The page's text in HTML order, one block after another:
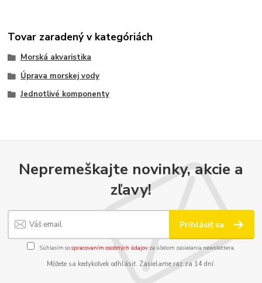
Tovar zaradený v kategóriách
Morská akvaristika
Úprava morskej vody
Jednotlivé komponenty
Nepremeškajte novinky, akcie a
zľavy!
Prihlásiť sa
Súhlasím sospracovaním osobných údajov za účelom zasielania newslettera.
Môžete sa kedykoľvek odhlásiť. Zasielame raz za 14 dní.